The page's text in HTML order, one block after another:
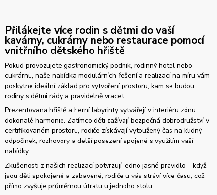
Přilákejte více rodin s dětmi do vaší
kavárny, cukrárny nebo restaurace pomocí
vnitřního dětského hřiště
Pokud provozujete gastronomický podnik, rodinný hotel nebo
cukrárnu, naše nabídka modulárních řešení a realizací na míru vám
poskytne ideální základ pro vytvoření prostoru, kam se budou
rodiny s dětmi rády a pravidelně vracet.
Prezentovaná hřiště a herní labyrinty vytvářejí v interiéru zónu
dokonalé harmonie. Zatímco děti zažívají bezpečná dobrodružství v
certifikovaném prostoru, rodiče získávají vytoužený čas na klidný
odpočinek, rozhovory a delší posezení spojené s využitím vaší
nabídky.
Zkušenosti z našich realizací potvrzují jedno jasné pravidlo – když
jsou děti spokojené a zabavené, rodiče u vás stráví více času, což
přímo zvyšuje průměrnou útratu u jednoho stolu.